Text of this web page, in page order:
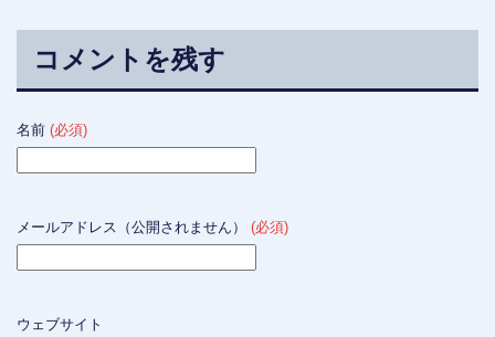
コメントを残す
名前 (必須)
メールアドレス（公開されません） (必須)
ウェブサイト